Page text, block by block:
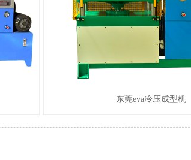
东莞eva冷压成型机